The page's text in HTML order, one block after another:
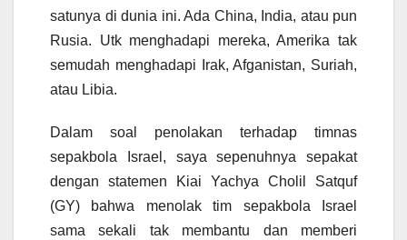
satunya di dunia ini. Ada China, India, atau pun
Rusia. Utk menghadapi mereka, Amerika tak
semudah menghadapi Irak, Afganistan, Suriah,
atau Libia.
Dalam soal penolakan terhadap timnas
sepakbola Israel, saya sepenuhnya sepakat
dengan statemen Kiai Yachya Cholil Satquf
(GY) bahwa menolak tim sepakbola Israel
sama sekali tak membantu dan memberi